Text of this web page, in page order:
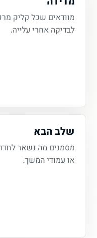
מוודאים שכל קליק
לבדיקה אחרי עלייה.
שלב הבא
או עמודי המשך.